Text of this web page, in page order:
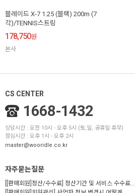
블레이드 X-7 1.25 (블랙) 200m (7
각)/TENNIS스트링
178,750원
본사
CS CENTER
1668-1432
상담시간 : 오전 10시 - 오후 5시 (토,일, 공휴일 휴무)
점심시간 : 오후 1시 - 오후 2시
master@wooridle.co.kr
자주묻는질문
[[판매회원]정산/수수료] 정산기간 및 서비스 수수료...